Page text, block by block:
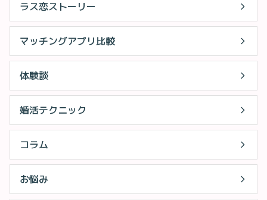
ラス恋ストーリー
マッチングアプリ比較
体験談
婚活テクニック
コラム
お悩み